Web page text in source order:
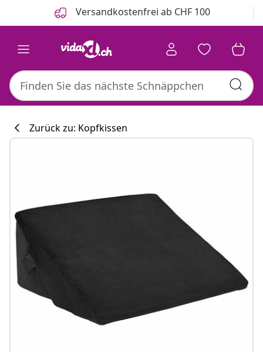
Versandkostenfrei ab CHF 100
Zurück zu: Kopfkissen